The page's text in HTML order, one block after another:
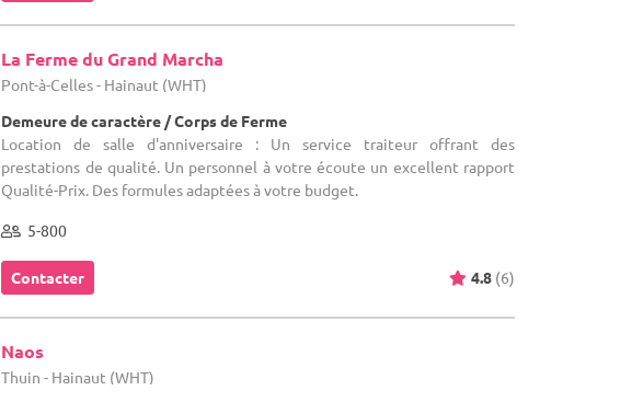
La Ferme du Grand Marcha
Pont-à-Celles - Hainaut (WHT)
Demeure de caractère / Corps de Ferme
Location de salle d'anniversaire : Un service traiteur offrant des
prestations de qualité. Un personnel à votre écoute un excellent rapport
Qualité-Prix. Des formules adaptées à votre budget.
5-800
Contacter 4.8 (6)
Naos
Thuin - Hainaut (WHT)